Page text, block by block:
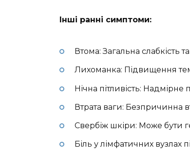
Інші ранні симптоми:
Втома: Загальна слабкість
Лихоманка: Підвищення
Нічна пітливість: Надмірне
Втрата ваги: Безпричинна
Свербіж шкіри: Може бути
Біль у лімфатичних вузлах